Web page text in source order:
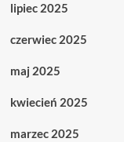
lipiec 2025
czerwiec 2025
maj 2025
kwiecień 2025
marzec 2025